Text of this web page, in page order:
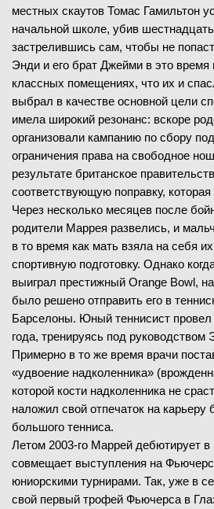
местных скаутов Томас Гамильтон
начальной школе, убив
застрелившись сам, чтобы не
Энди и его брат Джейми в это время
классных помещениях, что их и
выбрал в качестве основной цели
имела широкий резонанс: вскоре
организовали кампанию по сбору
ограничения права на свободное
результате британское
соответствующую поправку,
Через несколько месяцев после
родители Маррея развелись, и
в то время как мать взяла на себя
спортивную подготовку. Однако
выиграл престижный Orange Bowl,
было решено отправить его в
Барселоны. Юный теннисист провел
года, тренируясь под
Примерно в то же время врачи
«удвоение надколенника»
которой кости надколенника не
наложил свой отпечаток на
большого тенниса.
Летом 2003-го Маррей дебютирует в
совмещает выступления на
юниорскими турнирами. Так, уже в
свой первый трофей Фьючерса в